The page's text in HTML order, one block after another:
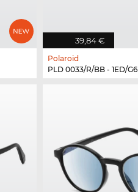
39,84 €
Polaroid
PLD 0033/R/BB - 1ED/G6